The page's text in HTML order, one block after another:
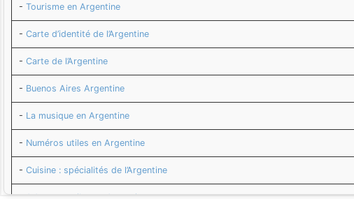
- Tourisme en Argentine
- Carte d’identité de l’Argentine
- Carte de l’Argentine
- Buenos Aires Argentine
- La musique en Argentine
- Numéros utiles en Argentine
- Cuisine : spécialités de l’Argentine